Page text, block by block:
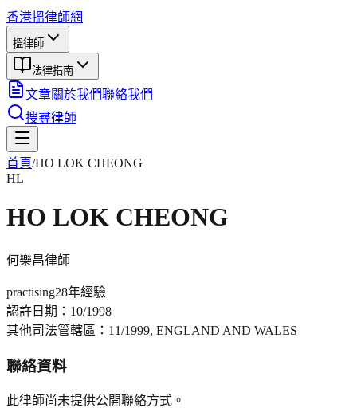
香港搵律師網
搵律師
法律指南
文章關於我們聯絡我們
搜尋律師
首頁/HO LOK CHEONG
HL
HO LOK CHEONG
何樂昌律師
practising28年經驗
認許日期： 10/1998
其他司法管轄區： 11/1999, ENGLAND AND WALES
聯絡資料
此律師尚未提供公開聯絡方式。